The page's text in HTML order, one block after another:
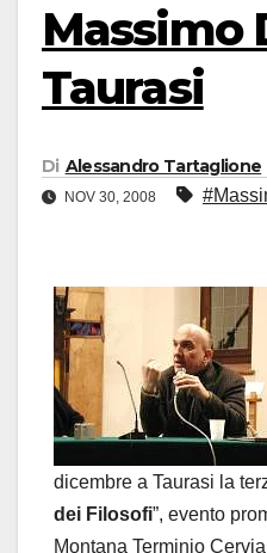
Massimo
Taurasi
Di Alessandro Tartaglione
NOV 30, 2008
dicembre a Taurasi la
dei Filosofi”, evento
Montana Terminio